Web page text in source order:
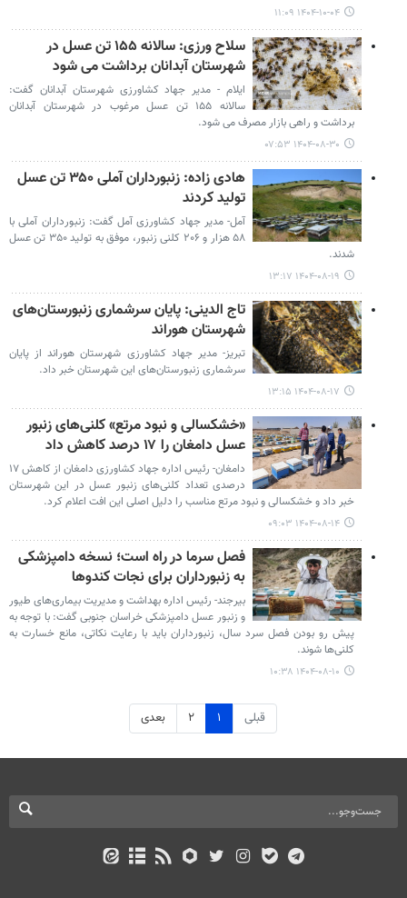
۱۴۰۴-۱۰-۰۴ ۱۱:۰۹
سلاح ورزی: سالانه ۱۵۵ تن عسل در
شهرستان آبدانان برداشت می شود
ایلام - مدیر جهاد کشاورزی شهرستان آبدانان گفت:
سالانه ۱۵۵ تن عسل مرغوب در شهرستان آبدانان
برداشت و راهی بازار مصرف می شود.
۱۴۰۴-۰۸-۳۰ ۰۷:۵۳
هادی زاده: زنبورداران آملی ۳۵۰ تن عسل
تولید کردند
آمل- مدیر جهاد کشاورزی آمل گفت: زنبورداران آملی با
۵۸ هزار و ۲۰۶ کلنی زنبور، موفق به تولید ۳۵۰ تن عسل
شدند.
۱۴۰۴-۰۸-۱۹ ۱۳:۱۷
تاج الدینی: پایان سرشماری زنبورستان‌های
شهرستان هوراند
تبریز- مدیر جهاد کشاورزی شهرستان هوراند از پایان
سرشماری زنبورستان‌های این شهرستان خبر داد.
۱۴۰۴-۰۸-۱۷ ۱۳:۱۵
«خشکسالی و نبود مرتع» کلنی‌های زنبور
عسل دامغان را ۱۷ درصد کاهش داد
دامغان- رئیس اداره جهاد کشاورزی دامغان از کاهش ۱۷
درصدی تعداد کلنی‌های زنبور عسل در این شهرستان
خبر داد و خشکسالی و نبود مرتع مناسب را دلیل اصلی این افت اعلام کرد.
۱۴۰۴-۰۸-۱۴ ۰۹:۰۳
فصل سرما در راه است؛ نسخه دامپزشکی
به زنبورداران برای نجات کندوها
بیرجند- رئیس اداره بهداشت و مدیریت بیماری‌های طیور
و زنبور عسل دامپزشکی خراسان جنوبی گفت: با توجه به
پیش رو بودن فصل سرد سال، زنبورداران باید با رعایت نکاتی، مانع خسارت به
کلنی‌ها شوند.
۱۴۰۴-۰۸-۱۰ ۱۰:۳۸
قبلی ۱ ۲ بعدی